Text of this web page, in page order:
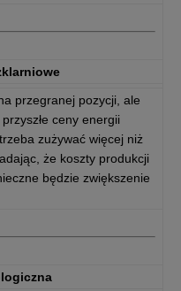
przegranej pozycji, ale
ceny energii
zużywać więcej niż
że koszty produkcji
będzie zwiększenie